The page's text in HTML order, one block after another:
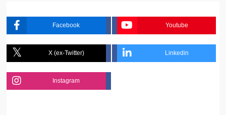
Facebook Youtube
X (ex-Twitter) Linkedin
Instagram